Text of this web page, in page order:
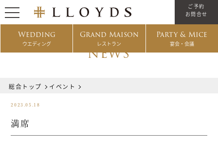
Wedding
ウエディング
Grand Maison
レストラン
Party & Mice
宴会・会議
ご予約
お問合せ
NEWS
総合トップ イベント
2023.05.18
満席